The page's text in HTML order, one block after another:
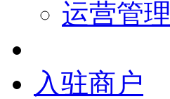
运营管理
入驻商户